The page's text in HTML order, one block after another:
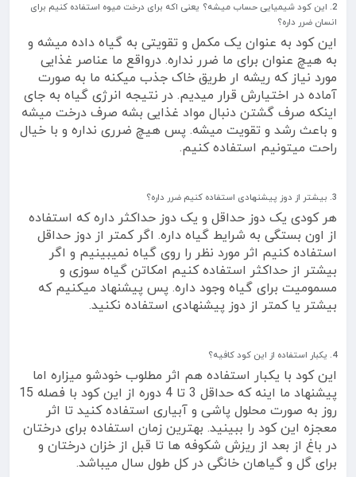
2. این کود شیمیایی حساب میشه؟ یعنی اکه برای درخت میوه استفاده کنیم برای
انسان ضرر داره؟
این کود به عنوان یک مکمل و تقویتی به گیاه داده میشه و
به هیچ عنوان برای ما ضرر نداره. درواقع ما عناصر غذایی
مورد نیاز که ریشه ار طریق خاک جذب میکنه ما به صورت
آماده در اختیارش قرار میدیم. در نتیجه انرژی گیاه به جای
اینکه صرف گشتن دنبال مواد غذایی بشه صرف درخت میشه
و باعث رشد و تقویت میشه. پس هیچ ضرری نداره و با خیال
راحت میتونیم استفاده کنیم.
3. بیشتر از دوز پیشنهادی استفاده کنیم ضرر داره؟
هر کودی یک دوز حداقل و یک دوز حداکثر داره که استفاده
از اون بستگی به شرایط گیاه داره. اگر کمتر از دوز حداقل
استفاده کنیم اثر مورد نظر را روی گیاه نمیبینیم و اگر
بیشتر از حداکثر استفاده کنیم امکاتن گیاه سوزی و
مسمومیت برای گیاه وجود داره. پس پیشنهاد میکنیم که
بیشتر یا کمتر از دوز پیشنهادی استفاده نکنید.
4. یکبار استفاده از این کود کافیه؟
این کود با یکبار استفاده هم اثر مطلوب خودشو میزاره اما
پیشنهاد ما اینه که حداقل 3 تا 4 دوره از این کود با فصله 15
روز به صورت محلول پاشی و آبیاری استفاده کنید تا اثر
معجزه این کود را ببینید. بهترین زمان استفاده برای درختان
در باغ از بعد از ریزش شکوفه ها تا قبل از خزان درختان و
برای گل و گیاهان خانگی در کل طول سال میباشد.